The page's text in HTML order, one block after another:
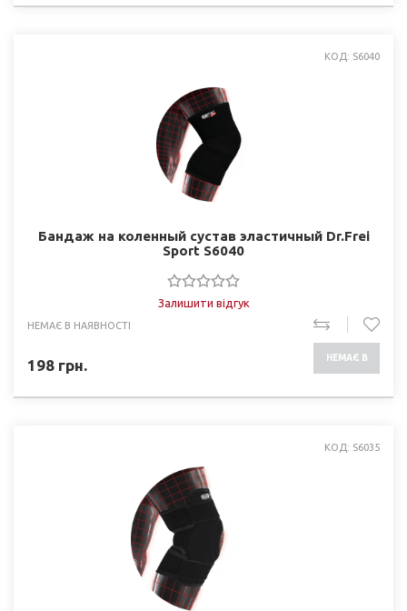
КОД: S6040
Бандаж на коленный сустав эластичный Dr.Frei
Sport S6040
Залишити відгук
НЕМАЄ В НАЯВНОСТІ
198 грн. НЕМАЄ В
КОД: S6035